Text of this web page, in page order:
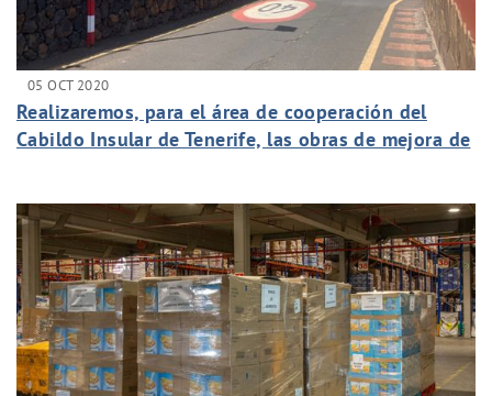
05 OCT 2020
Realizaremos, para el área de cooperación del
Cabildo Insular de Tenerife, las obras de mejora de